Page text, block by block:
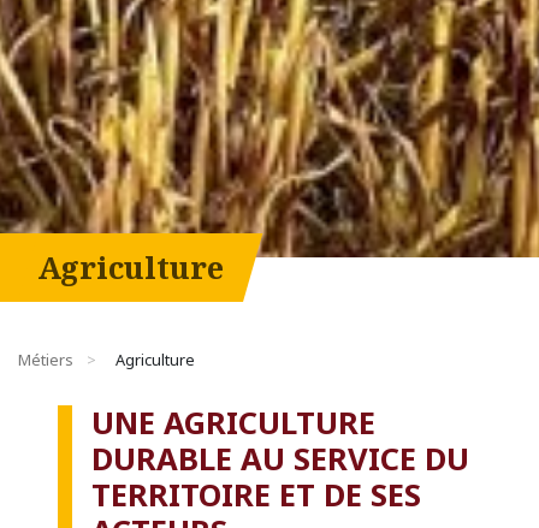
Agriculture
Métiers Agriculture
UNE AGRICULTURE
DURABLE AU SERVICE DU
TERRITOIRE ET DE SES